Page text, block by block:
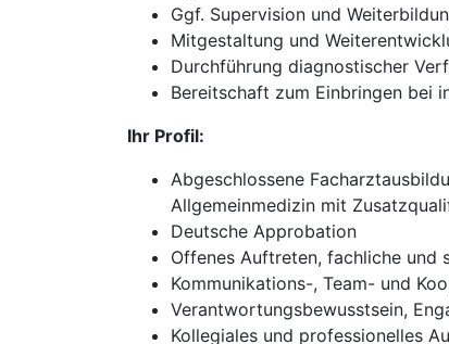
Ggf. Supervision und
Mitgestaltung und
Durchführung diagnostischer
Bereitschaft zum Einbringen bei
Ihr Profil:
Abgeschlossene
Allgemeinmedizin mit
Deutsche Approbation
Offenes Auftreten, fachliche und
Kommunikations-, Team- und
Verantwortungsbewusstsein,
Kollegiales und professionelles